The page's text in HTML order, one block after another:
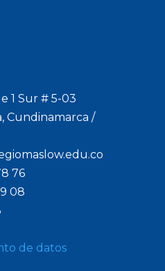
1 Sur # 5-03
Cundinamarca /
76
08
de datos